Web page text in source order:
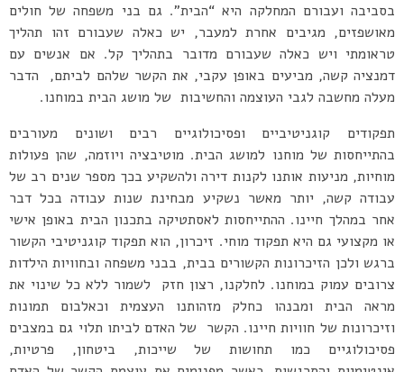
בסביבה ועבורם המחלקה היא “הבית”. גם בני משפחה של חולים
מאושפזים, מגיבים אחרת למעבר, יש כאלה שעבורם זהו תהליך
טראומתי ויש כאלה שעבורם מדובר בתהליך קל. אם אנשים עם
דמנציה קשה, מביעים באופן עקבי, את הקשר שלהם לביתם, הדבר
מעלה מחשבה לגבי העוצמה והחשיבות של מושג הבית במוחנו.
תפקודים קוגניטיביים ופסיכולוגיים רבים ושונים מעורבים
בהתייחסות של מוחנו למושג הבית. מוטיבציה ויוזמה, שהן פעולות
מוחיות, מניעות אותנו לקנות דירה ולהשקיע בכך מספר שנים רב של
עבודה קשה, יותר מאשר נשקיע מבחינת שנות עבודה בכל דבר
אחר במהלך חיינו. ההתייחסות לאסתטיקה בתכנון הבית באופן אישי
או מקצועי גם היא תפקוד מוחי. זיכרון, הוא תפקוד קוגניטיבי הקשור
ברגש ולכן הזיכרונות הקשורים בבית, בבני משפחה ובחוויות הילדות
צרובים עמוק במוחנו. לחלקנו, רצון חזק לשמור ללא כל שינוי את
מראה הבית ומבנהו כחלק מזהותנו העצמית וכאלבום תמונות
וזיכרונות של חוויות חיינו. הקשר של האדם לביתו תלוי גם במצבים
פסיכולוגיים כמו תחושות של שייכות, ביטחון, פרטיות,